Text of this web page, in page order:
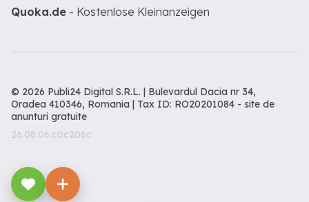
Quoka.de - Kostenlose Kleinanzeigen
© 2026 Publi24 Digital S.R.L. | Bulevardul Dacia nr 34,
Oradea 410346, Romania | Tax ID: RO20201084 - site de
anunturi gratuite
26.08.06.c0c206c